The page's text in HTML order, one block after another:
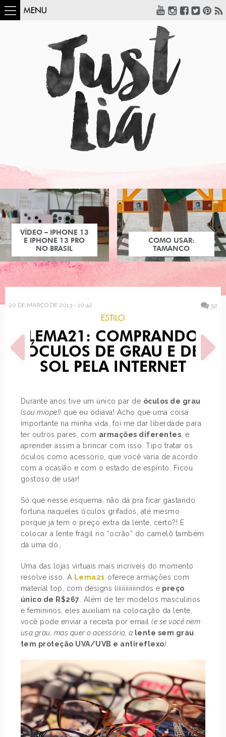
MENU
COMO USAR:
TAMANCO
20 DE MARÇO DE 2013 - 10:42 52
ESTILO
LEMA21: COMPRANDO
ÓCULOS DE GRAU E DE
SOL PELA INTERNET
Durante anos tive um único par de óculos de grau
(sou míope!) que eu odiava! Acho que uma coisa
importante na minha vida, foi me dar liberdade para
ter outros pares, com armações diferentes , e
aprender assim a brincar com isso. Tipo tratar os
óculos como acessório, que você varia de acordo
com a ocasião e com o estado de espírito. Ficou
gostoso de usar!
Só que nesse esquema, não dá pra ficar gastando
fortuna naqueles óculos grifados, até mesmo
porque já tem o preço extra da lente, certo?! E
colocar a lente frágil no “ocrão” do camelô também
dá uma dó…
Uma das lojas virtuais mais incríveis do momento
resolve isso. A Lema21 oferece armações com
material top, com designs liiiiiiiiiiindos e preço
único de R$267 . Além de ter modelos masculinos
e femininos, eles auxiliam na colocação da lente,
você pode enviar a receita por email(e se você nem
usa grau, mas quer o acessório, a lente sem grau
tem proteção UVA/UVB e antireflexo)
POST ANTERIOR
NINA REICHERT
PRÓXIMO POST
TOP 5 - ITENS DA
PENTEADEIRA POR LU…